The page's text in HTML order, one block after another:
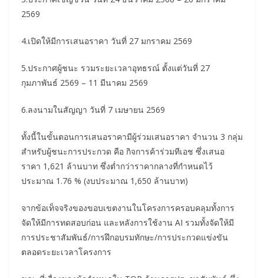
2569
4.เปิดให้มีการเสนอราคา วันที่ 27 มกราคม 2569
5.ประกาศผู้ชนะ รวมระยะเวลาอุทธรณ์ ตั้งแต่วันที่ 27
กุมภาพันธ์ 2569 – 11 มีนาคม 2569
6.ลงนามในสัญญา วันที่ 7 เมษายน 2569
ทั้งนี้ในขั้นตอนการเสนอราคามีผู้ร่วมเสนอราคา จำนวน 3 กลุ่ม
สำหรับผู้ชนะการประกวด คือ กิจการค้าร่วมทีเอช ซึ่งเสนอ
ราคา 1,621 ล้านบาท ซึ่งต่ำกว่าราคากลางที่กำหนดไว้
ประมาณ 1.76 % (งบประมาณ 1,650 ล้านบาท)
จากข้อเท็จจริงของขอบเขตงานในโครงการครอบคลุมทั้งการ
จัดให้มีการทดสอบก่อน และหลังการใช้งาน AI รวมทั้งจัดให้มี
การประชาสัมพันธ์/การฝึกอบรมทักษะ/การประกวดแข่งขัน
ตลอดระยะเวลาโครงการ